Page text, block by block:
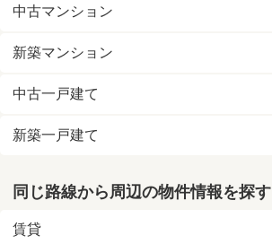
中古マンション
新築マンション
中古一戸建て
新築一戸建て
同じ路線から周辺の物件情報を探す
賃貸